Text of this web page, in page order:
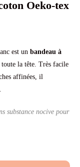
Oeko-tex
est un bandeau à
la tête. Très facile
affinées, il
substance nocive pour